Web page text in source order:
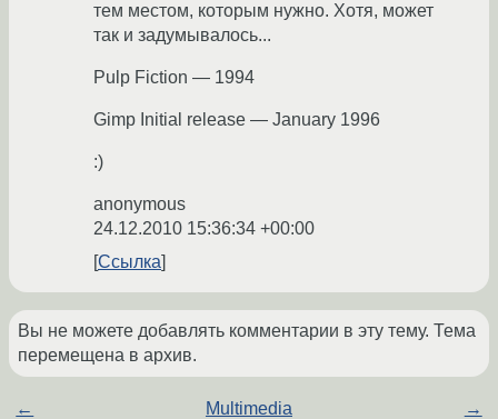
тем местом, которым нужно. Хотя, может
так и задумывалось...
Pulp Fiction — 1994
Gimp Initial release — January 1996
:)
anonymous
24.12.2010 15:36:34 +00:00
Ссылка
Вы не можете добавлять комментарии в эту тему. Тема
перемещена в архив.
← Multimedia →